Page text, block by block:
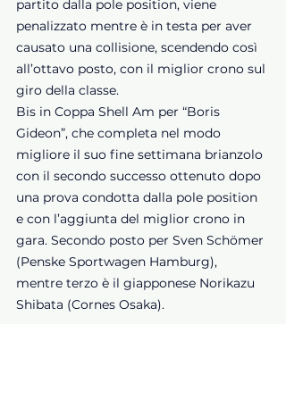
partito dalla pole position, viene
penalizzato mentre è in testa per aver
causato una collisione, scendendo così
all’ottavo posto, con il miglior crono sul
giro della classe.
Bis in Coppa Shell Am per “Boris
Gideon”, che completa nel modo
migliore il suo fine settimana brianzolo
con il secondo successo ottenuto dopo
una prova condotta dalla pole position
e con l’aggiunta del miglior crono in
gara. Secondo posto per Sven Schömer
(Penske Sportwagen Hamburg),
mentre terzo è il giapponese Norikazu
Shibata (Cornes Osaka).